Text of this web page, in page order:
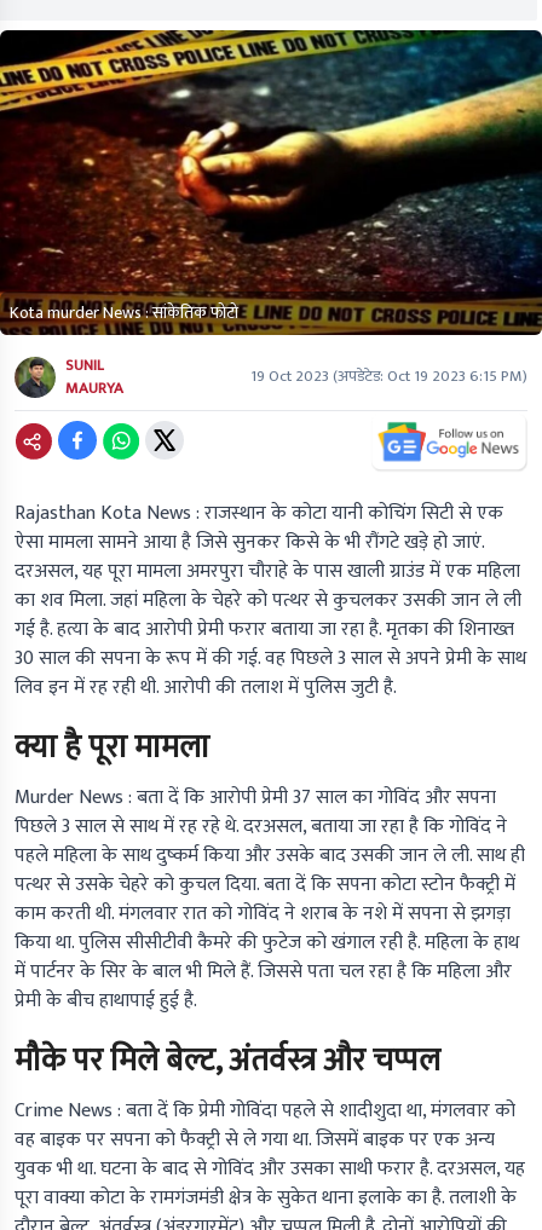
Kota murder News : सांकेतिक फोटो
SUNIL
MAURYA
19 Oct 2023(अपडेटेड:Oct 19 2023 6:15 PM)
Rajasthan Kota News :राजस्थान के कोटा यानी कोचिंग सिटी से एक
ऐसा मामला सामने आया है जिसे सुनकर किसे के भी रौंगटे खड़े हो जाएं.
दरअसल, यह पूरा मामला अमरपुरा चौराहे के पास खाली ग्राउंड में एक महिला
का शव मिला. जहां महिला के चेहरे को पत्थर से कुचलकर उसकी जान ले ली
गई है. हत्या के बाद आरोपी प्रेमी फरार बताया जा रहा है. मृतका की शिनाख्त
30 साल की सपना के रूप में की गई. वह पिछले 3 साल से अपने प्रेमी के साथ
लिव इन में रह रही थी. आरोपी की तलाश में पुलिस जुटी है.
क्या है पूरा मामला
Murder News :बता दें कि आरोपी प्रेमी 37 साल का गोविंद और सपना
पिछले 3 साल से साथ में रह रहे थे. दरअसल, बताया जा रहा है कि गोविंद ने
पहले महिला के साथ दुष्कर्म किया और उसके बाद उसकी जान ले ली. साथ ही
पत्थर से उसके चेहरे को कुचल दिया. बता दें कि सपना कोटा स्टोन फैक्ट्री में
काम करती थी. मंगलवार रात को गोविंद ने शराब के नशे में सपना से झगड़ा
किया था. पुलिस सीसीटीवी कैमरे की फुटेज को खंगाल रही है. महिला के हाथ
में पार्टनर के सिर के बाल भी मिले हैं. जिससे पता चल रहा है कि महिला और
प्रेमी के बीच हाथापाई हुई है.
मौके पर मिले बेल्ट, अंतर्वस्त्र और चप्पल
Crime News :बता दें कि प्रेमी गोविंदा पहले से शादीशुदा था, मंगलवार को
वह बाइक पर सपना को फैक्ट्री से ले गया था. जिसमें बाइक पर एक अन्य
युवक भी था. घटना के बाद से गोविंद और उसका साथी फरार है. दरअसल, यह
पूरा वाक्या कोटा के रामगंजमंडी क्षेत्र के सुकेत थाना इलाके का है. तलाशी के